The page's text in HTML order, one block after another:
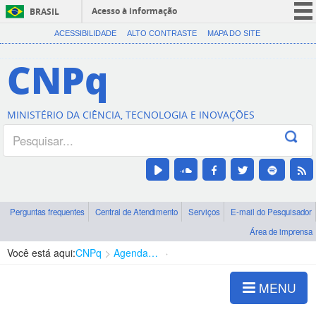
BRASIL
Acesso à informação
CORONAVÍRUS (COVID-19)
Canais
ACESSIBILIDADE ALTO CONTRASTE MAPA DO SITE
CNPq
MINISTÉRIO DA CIÊNCIA, TECNOLOGIA E INOVAÇÕES
Perguntas frequentes Central de Atendimento Serviços
E-mail do Pesquisador
Área de imprensa
Você está aqui:CNPq Agenda de autoridades
MENU